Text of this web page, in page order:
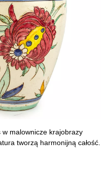
malownicze krajobrazy
tworzą harmonijną całość.